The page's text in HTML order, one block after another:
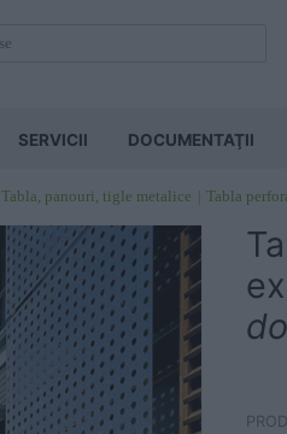
SERVICII DOCUMENTAŢII
Tabla, panouri, tigle metalice Tabla